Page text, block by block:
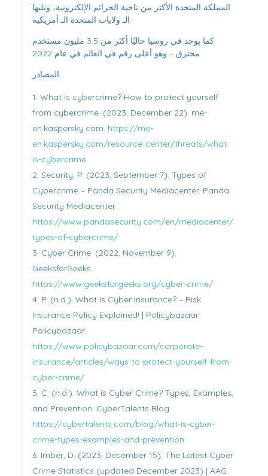
المملكة المتحدة الأكثر من ناحية الجرائم الإلكترونية، وتليها
الـ ولايات المتحدة الـ أمريكية.
كما يوجد في روسيا حاليًا أكثر من 3.5 مليون مستخدم
مخترق – وهو أعلى رقم في العالم في عام 2022.
المصادر:
What is cybercrime? How to protect yourself
from cybercrime. (2023, December 22). me-
en.kaspersky.com. https://me-
en.kaspersky.com/resource-center/threats/what-
is-cybercrime
Security, P. (2023, September 7). Types of
Cybercrime – Panda Security Mediacenter. Panda
Security Mediacenter.
https://www.pandasecurity.com/en/mediacenter/
types-of-cybercrime/
Cyber Crime. (2022, November 9).
GeeksforGeeks.
https://www.geeksforgeeks.org/cyber-crime/
P. (n.d.). What is Cyber Insurance? – Risk
Insurance Policy Explained! | Policybazaar.
Policybazaar.
https://www.policybazaar.com/corporate-
insurance/articles/ways-to-protect-yourself-from-
cyber-crime/
C. (n.d.). What is Cyber Crime? Types, Examples,
and Prevention. CyberTalents Blog.
https://cybertalents.com/blog/what-is-cyber-
crime-types-examples-and-prevention
Imber, D. (2023, December 15). The Latest Cyber
Crime Statistics (updated December 2023) | AAG